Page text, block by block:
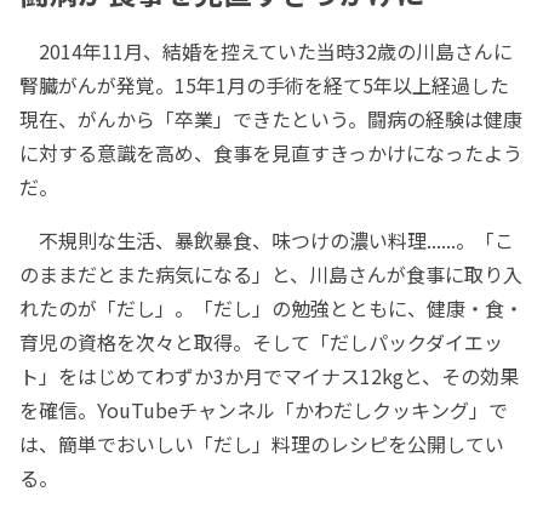
2014年11月、結婚を控えていた当時32歳の川島さんに
腎臓がんが発覚。15年1月の手術を経て5年以上経過した
現在、がんから「卒業」できたという。闘病の経験は健康
に対する意識を高め、食事を見直すきっかけになったよう
だ。
不規則な生活、暴飲暴食、味つけの濃い料理......。「こ
のままだとまた病気になる」と、川島さんが食事に取り入
れたのが「だし」。「だし」の勉強とともに、健康・食・
育児の資格を次々と取得。そして「だしパックダイエッ
ト」をはじめてわずか3か月でマイナス12kgと、その効果
を確信。YouTubeチャンネル「かわだしクッキング」で
は、簡単でおいしい「だし」料理のレシピを公開してい
る。